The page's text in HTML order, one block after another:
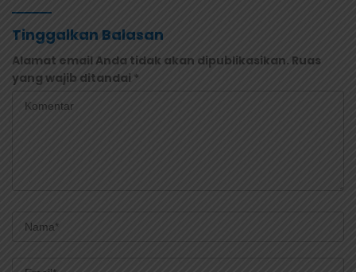
Tinggalkan Balasan
Alamat email Anda tidak akan dipublikasikan. Ruas
yang wajib ditandai *